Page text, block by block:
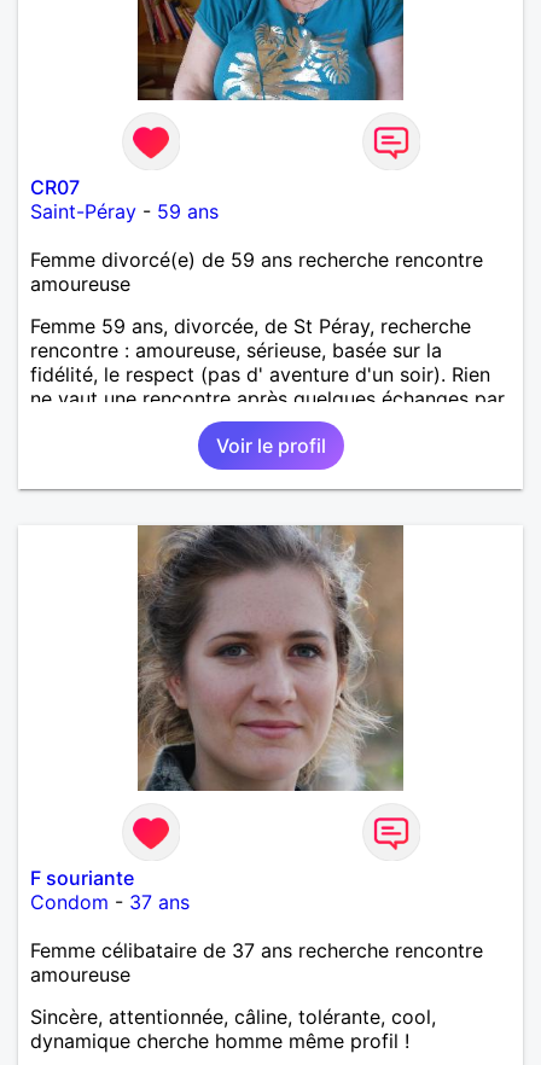
CR07
Saint-Péray - 59 ans
Femme divorcé(e) de 59 ans recherche rencontre
amoureuse
Femme 59 ans, divorcée, de St Péray, recherche
rencontre : amoureuse, sérieuse, basée sur la
fidélité, le respect (pas d' aventure d'un soir). Rien
ne vaut une rencontre après quelques échanges par
messages pour savoir si il y a un feeling entre les
deux et le désir de se revoir. Au plaisir de se
Voir le profil
F souriante
Condom - 37 ans
Femme célibataire de 37 ans recherche rencontre
amoureuse
Sincère, attentionnée, câline, tolérante, cool,
dynamique cherche homme même profil !